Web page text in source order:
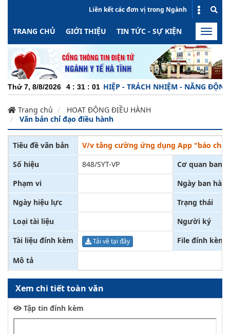
Liên kết các đơn vị trong Ngành
TRANG CHỦ GIỚI THIỆU TIN TỨC - SỰ KIỆN HOẠT
Toggle
Thứ 7, 8/8/2026 4 : 31 : 01
CHUYÊN NGHIỆP - TRÁCH NHIỆM - NĂNG ĐỘNG
Trang chủ
HOẠT ĐỘNG ĐIỀU HÀNH
Văn bản chỉ đạo điều hành
Tiêu đề văn bản
V/v tăng cường ứng dụng App "báo cháy
Số hiệu
848/SYT-VP
Cơ quan ban
Phạm vi
Ngày ban
Ngày hiệu lực
Trạng thái
Loại tài liệu
Người ký
Tài liệu đính kèm
Tải về tại đây File đính kèm
Mô tả
Xem chi tiết toàn văn
Tập tin đính kèm